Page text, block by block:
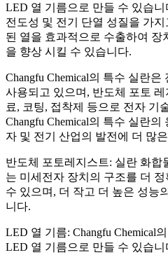
LED 열 기름으로 만들 수 있습
전도성 및 전기 단열 성질을 가
된 열을 효과적으로 수출하여 장
을 향상 시킬 수 있습니다.
Changfu Chemical의 특수 실란
사용되고 있으며, 반도체 포토
료, 코팅, 접착제 등으로 전자 기
Changfu Chemical의 특수 실란
자 및 전기 산업의 발전에 더 많
반도체 포토레지스트: 실란 화합
는 미세전자 장치의 구조를 더
수 있으며, 더 작고 더 높은 성능
니다.
LED 열 기름: Changfu Chemical
LED 열 기름으로 만들 수 있습